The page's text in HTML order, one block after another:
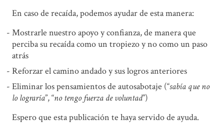
En caso de recaída, podemos ayudar de esta manera:
Mostrarle nuestro apoyo y confianza, de manera que
perciba su recaída como un tropiezo y no como un paso
atrás
Reforzar el camino andado y sus logros anteriores
Eliminar los pensamientos de autosabotaje (“sabía que no
lo lograría”, “no tengo fuerza de voluntad”)
Espero que esta publicación te haya servido de ayuda.